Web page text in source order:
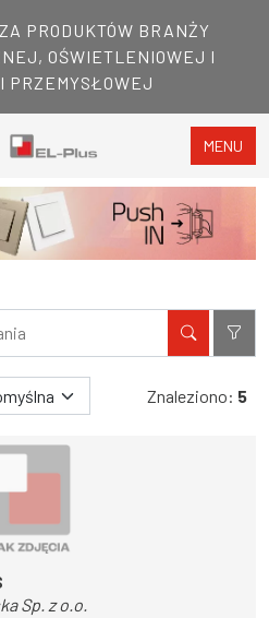
PRODUKTÓW BRANŻY
OŚWIETLENIOWEJ I
PRZEMYSŁOWEJ
MENU
Filtry
Znaleziono: 5
Sp. z o.o.